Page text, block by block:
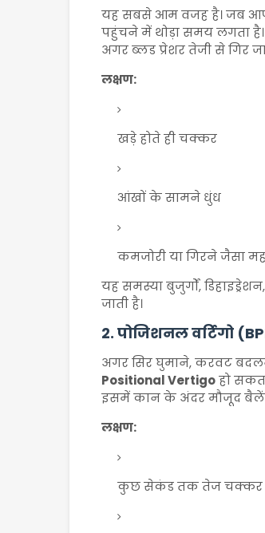
यह सबसे आम वजह है। जब आप
पहुंचने में थोड़ा समय लगता है।
अगर ब्लड प्रेशर तेजी से गिर
लक्षण:
खड़े होते ही चक्कर
आंखों के सामने धुंध
कमजोरी या गिरने जैसा
यह समस्या बुजुर्गों,
जाती है।
2. पोजिशनल वर्टिगो
अगर सिर घुमाने, करवट
Positional Vertigoहो
इसमें कान के अंदर मौजूद बैलेंस
लक्षण:
कुछ सेकंड तक तेज चक्कर